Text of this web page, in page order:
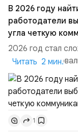
В 2026 году
работодатели
угла четкую
2026 год стал
публикации в
рассказывали о
месяцев работы и
социально-
своих
работ...
Читать 2 мин.
1